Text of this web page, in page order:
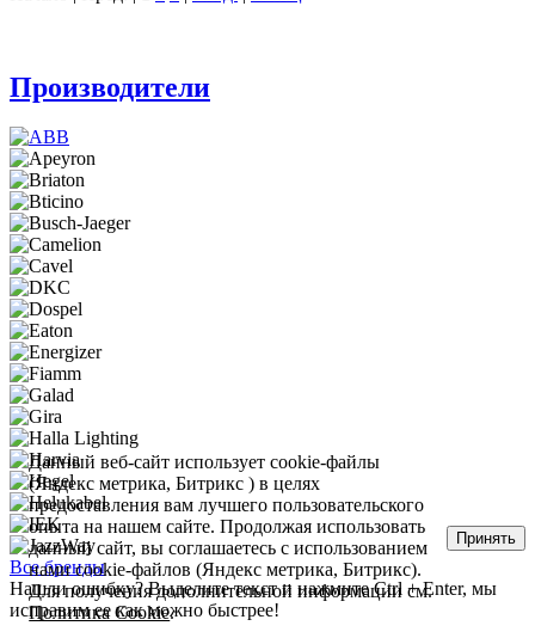
Производители
Все бренды
Нашли ошибку? Выделите текст и нажмите Ctrl + Enter, мы
исправим ее как можно быстрее!
Данный веб-сайт использует cookie-файлы
(Яндекс метрика, Битрикс ) в целях
предоставления вам лучшего пользовательского
опыта на нашем сайте. Продолжая использовать
данный сайт, вы соглашаетесь с использованием
нами cookie-файлов (Яндекс метрика, Битрикс).
Для получения дополнительной информации см.
Политика Cookie.
Принять